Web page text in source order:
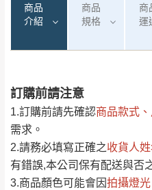
商品
介紹
商品
規格
商
運
訂購前請注意
1.訂購前請先確認商品款式
需求。
2.請務必填寫正確之收貨人
有錯誤,本公司保有配送與否
3.商品顏色可能會因拍攝燈
運
運送地區 運
注意事項：
由於品項繁多，網
Line客服」來信確
「金額」。
0/5 (0)筆
全部 依評論高至低
依評論低至高排列